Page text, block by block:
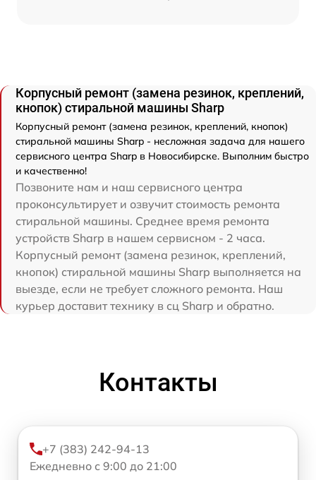
Корпусный ремонт (замена резинок, креплений,
кнопок) стиральной машины Sharp
Корпусный ремонт (замена резинок, креплений, кнопок)
стиральной машины Sharp - несложная задача для нашего
сервисного центра Sharp в Новосибирске. Выполним быстро
и качественно!
Позвоните нам и наш сервисного центра
проконсультирует и озвучит стоимость ремонта
стиральной машины. Среднее время ремонта
устройств Sharp в нашем сервисном - 2 часа.
Корпусный ремонт (замена резинок, креплений,
кнопок) стиральной машины Sharp выполняется на
выезде, если не требует сложного ремонта. Наш
курьер доставит технику в сц Sharp и обратно.
Контакты
+7 (383) 242-94-13
Ежедневно с 9:00 до 21:00